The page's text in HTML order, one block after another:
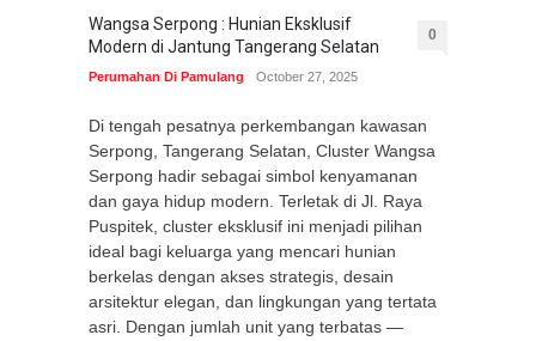
Wangsa Serpong : Hunian Eksklusif
Modern di Jantung Tangerang Selatan
0
Perumahan Di Pamulang October 27, 2025
Di tengah pesatnya perkembangan kawasan
Serpong, Tangerang Selatan, Cluster Wangsa
Serpong hadir sebagai simbol kenyamanan
dan gaya hidup modern. Terletak di Jl. Raya
Puspitek, cluster eksklusif ini menjadi pilihan
ideal bagi keluarga yang mencari hunian
berkelas dengan akses strategis, desain
arsitektur elegan, dan lingkungan yang tertata
asri. Dengan jumlah unit yang terbatas —